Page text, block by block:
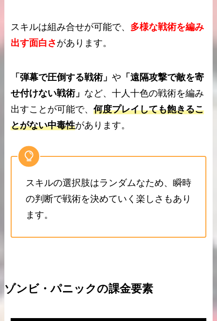
スキルは組み合せが可能で、 多様な戦術を編み
出す面白さがあります。
「弾幕で圧倒する戦術」や 「遠隔攻撃で敵を寄
せ付けない戦術」 など、十人十色の戦術を編み
出すことが可能で、何度プレイしても飽きるこ
とがない中毒性があります。
スキルの選択肢はランダムなため、瞬時
の判断で戦術を決めていく楽しさもあり
ます。
ゾンビ・パニックの課金要素